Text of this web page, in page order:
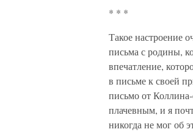
* * *
Такое настроение
письма с родины,
впечатление,
в письме к своей
письмо от
плачевным, и я
никогда не мог об